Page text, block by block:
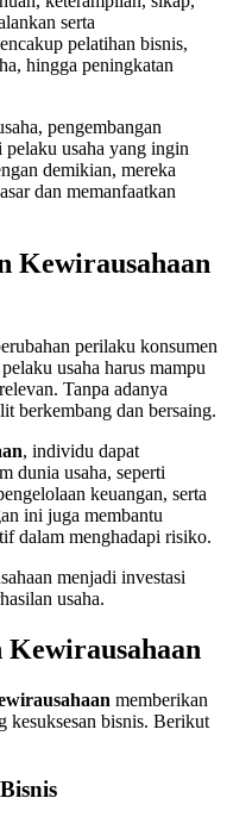
serta
pelatihan bisnis,
hingga peningkatan
pengembangan
pelaku usaha yang ingin
demikian, mereka
dan memanfaatkan
Kewirausahaan
perilaku konsumen
usaha harus mampu
Tanpa adanya
berkembang dan bersaing.
, individu dapat
dunia usaha, seperti
keuangan, serta
ini juga membantu
dalam menghadapi risiko.
menjadi investasi
usaha.
Kewirausahaan
memberikan
kesuksesan bisnis. Berikut